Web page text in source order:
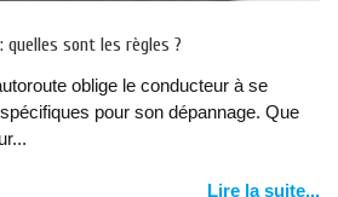
quelles sont les règles ?
oblige le conducteur à se
pour son dépannage. Que
Lire la suite...